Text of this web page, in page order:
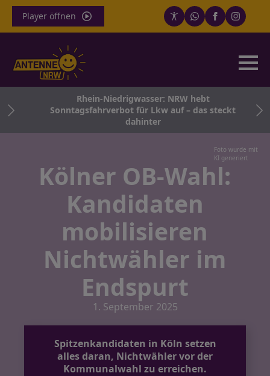
Player öffnen
Rhein-Niedrigwasser: NRW hebt
Sonntagsfahrverbot für Lkw auf – das steckt
dahinter
Foto wurde mit
KI generiert
Kölner OB-Wahl:
Kandidaten
mobilisieren
Nichtwähler im
Endspurt
1. September 2025
Spitzenkandidaten in Köln setzen
alles daran, Nichtwähler vor der
Kommunalwahl zu erreichen.